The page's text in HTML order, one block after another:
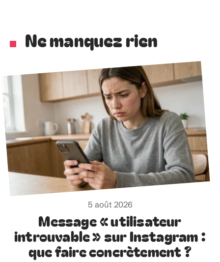
Ne manquez rien
5 août 2026
Message « utilisateur
introuvable » sur Instagram :
que faire concrètement ?